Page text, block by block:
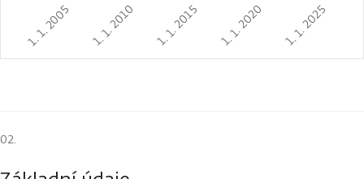
1. 1. 2005 1. 1. 2010 1. 1. 2015 1. 1. 2020 1. 1. 2025